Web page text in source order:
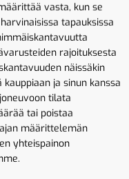
vasta, kun se
tapauksissa
rajoituksesta
näissäkin
ja sinun kanssa
tilata
tai poistaa
määrittelemän
yhteispainon